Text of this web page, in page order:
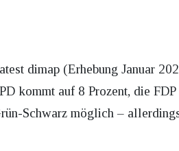
dimap (Erhebung Januar
kommt auf 8 Prozent, die
Schwarz möglich –